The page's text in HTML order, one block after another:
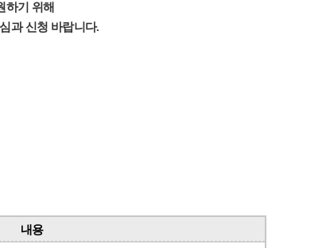
하기 위해
과 신청 바랍니다.
내용